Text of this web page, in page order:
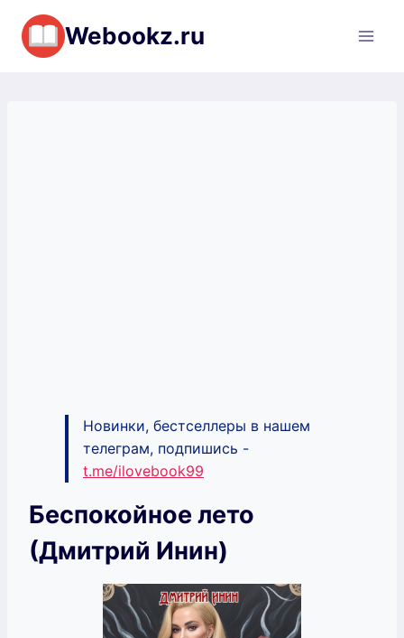
Перейти
содержимому
Webookz.ru
Новинки, бестселлеры в нашем
телеграм, подпишись -
t.me/ilovebook99
Беспокойное лето
(Дмитрий Инин)